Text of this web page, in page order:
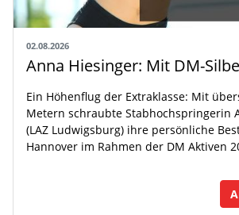
02.08.2026
Ein Höhenflug der Extraklasse: Mit
Metern schraubte Stabhochspringerin
(LAZ Ludwigsburg) ihre persönliche
Hannover im Rahmen der DM Aktiven